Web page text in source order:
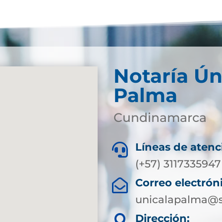
Notaría
Palma
Cundinamarca

Líneas de
(+57) 3117335947

Correo
Dirección: